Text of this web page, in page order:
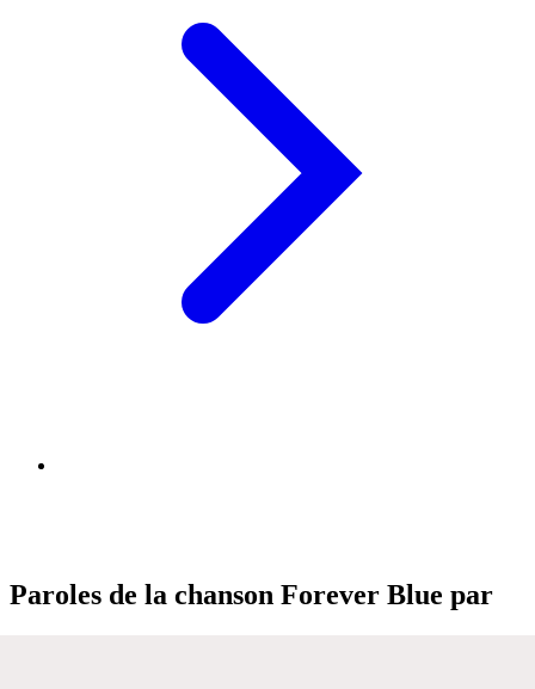
Paroles de la chanson Forever Blue par